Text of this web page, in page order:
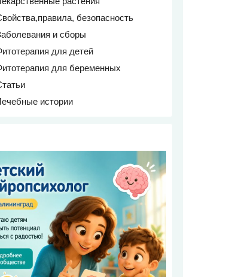
безопасность
и сборы
для детей
для беременных
истории